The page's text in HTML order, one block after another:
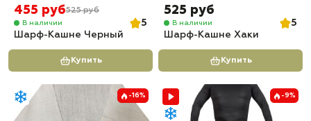
455 руб525 руб
В наличии
5
Шарф-Кашне Черный
Купить
525 руб
В наличии
5
Шарф-Кашне Хаки
Купить
-16% -9%